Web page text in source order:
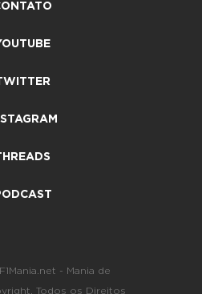
- Mania de
Todos os Direitos